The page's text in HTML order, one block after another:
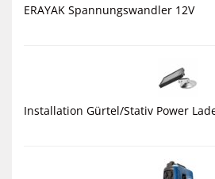
ERAYAK Spannungswandler 12V
Installation Gürtel/Stativ Power